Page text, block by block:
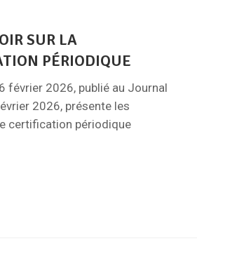
SUR LA
PÉRIODIQUE
février 2026, publié au Journal
2026, présente les
certification périodique